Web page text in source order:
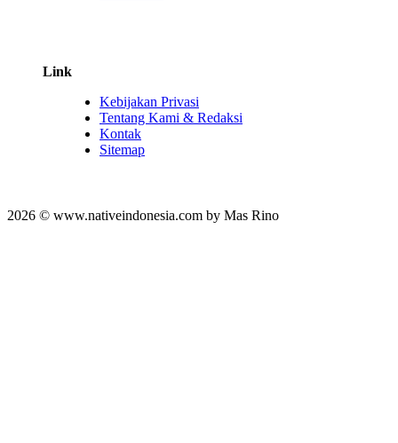
Link
Kebijakan Privasi
Tentang Kami & Redaksi
Kontak
Sitemap
2026 © www.nativeindonesia.com by Mas Rino